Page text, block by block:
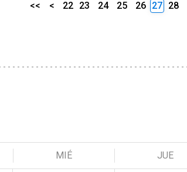
<< < 22 23 24 25 26 27 28
MIÉ JUE